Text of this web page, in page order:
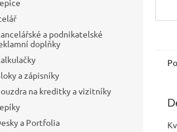
a podnikatelské
doplňky
a zápisníky
na kreditky a vizitníky
a Portfolia